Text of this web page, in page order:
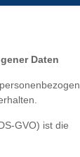
Daten
GVO) ist die